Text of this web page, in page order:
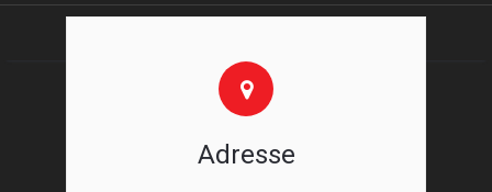
Adresse